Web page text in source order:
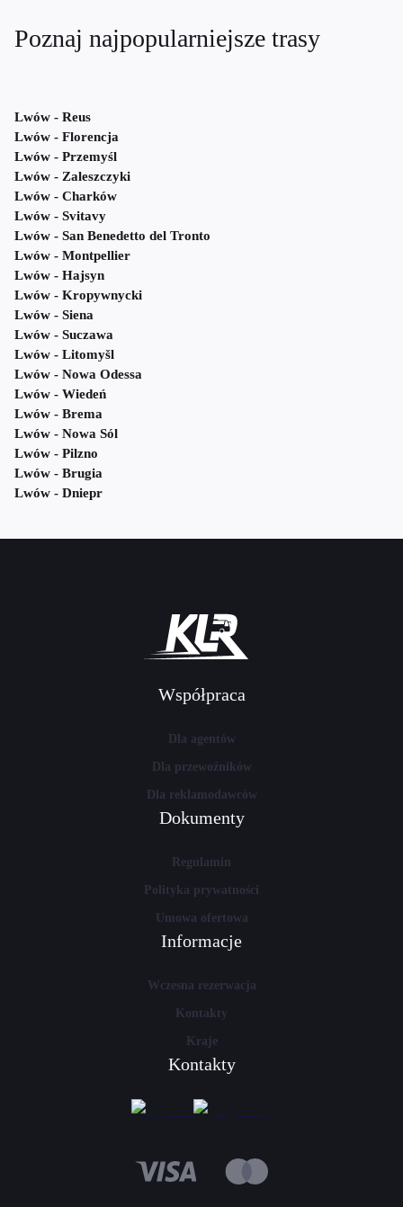
Poznaj najpopularniejsze trasy
Lwów - Reus
Lwów - Florencja
Lwów - Przemyśl
Lwów - Zaleszczyki
Lwów - Charków
Lwów - Svitavy
Lwów - San Benedetto del Tronto
Lwów - Montpellier
Lwów - Hajsyn
Lwów - Kropywnycki
Lwów - Siena
Lwów - Suczawa
Lwów - Litomyšl
Lwów - Nowa Odessa
Lwów - Wiedeń
Lwów - Brema
Lwów - Nowa Sól
Lwów - Pilzno
Lwów - Brugia
Lwów - Dniepr
Współpraca
Dla agentów
Dla przewoźników
Dla reklamodawców
Dokumenty
Regulamin
Polityka prywatności
Umowa ofertowa
Informacje
Wczesna rezerwacja
Kontakty
Kraje
Kontakty